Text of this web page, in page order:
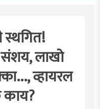
स्थगित!
लाखो
व्हायरल
काय?